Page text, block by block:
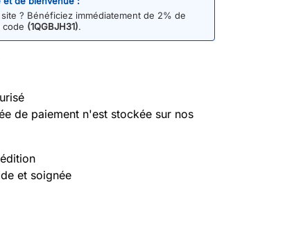
? Bénéficiez immédiatement de 2% de
code (1QGBJH31).
de paiement n'est stockée sur nos
et soignée